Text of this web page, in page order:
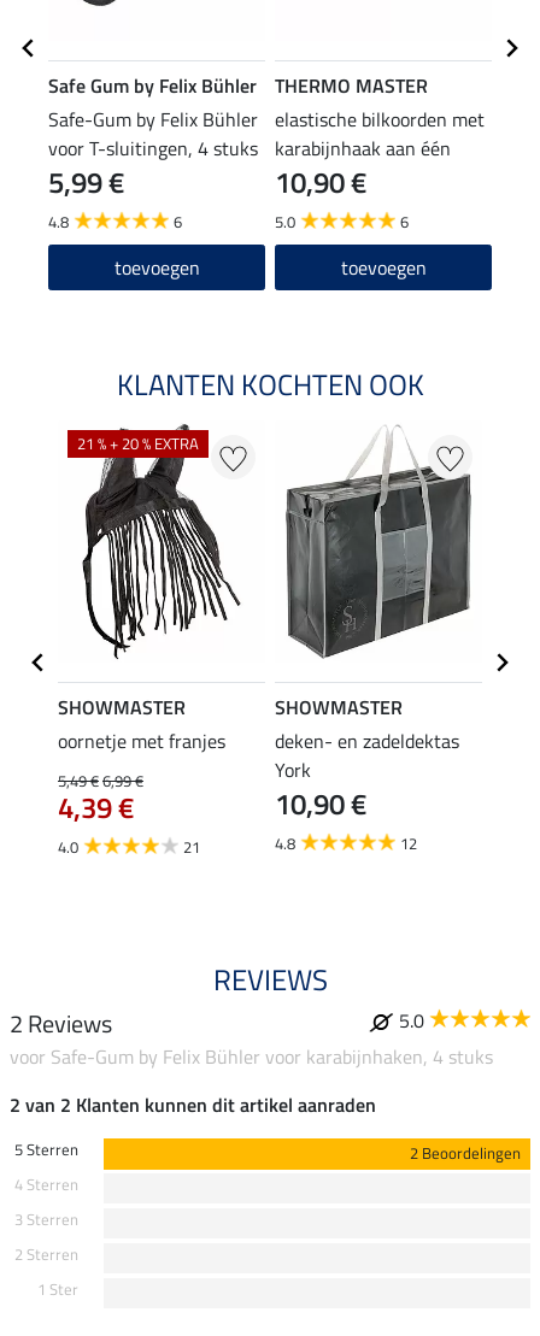
Safe Gum by Felix Bühler
Safe-Gum by Felix Bühler
voor T-sluitingen, 4 stuks
5,99 €
4.8 6
toevoegen
THERMO MASTER
elastische bilkoorden met
karabijnhaak aan één
zijde
10,90 €
5.0 6
toevoegen
KLANTEN KOCHTEN OOK
21 % + 20 % EXTRA
SHOWMASTER
oornetje met franjes
5,49 €6,99 €
4,39 €
4.0 21
SHOWMASTER
deken- en zadeldektas
York
10,90 €
4.8 12
REVIEWS
2 Reviews
5.0
voor Safe-Gum by Felix Bühler voor karabijnhaken, 4 stuks
2 van 2 Klanten kunnen dit artikel aanraden
5 Sterren
2 Beoordelingen
4 Sterren
3 Sterren
2 Sterren
1 Ster